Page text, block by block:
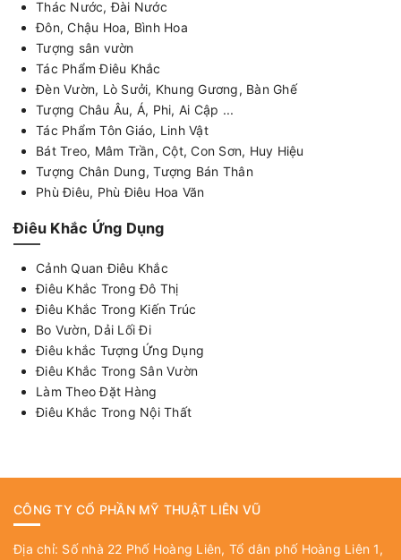
Thác Nước, Đài Nước
Đôn, Chậu Hoa, Bình Hoa
Tượng sân vườn
Tác Phẩm Điêu Khắc
Đèn Vườn, Lò Sưởi, Khung Gương, Bàn Ghế
Tượng Châu Âu, Á, Phi, Ai Cập ...
Tác Phẩm Tôn Giáo, Linh Vật
Bát Treo, Mâm Trần, Cột, Con Sơn, Huy Hiệu
Tượng Chân Dung, Tượng Bán Thân
Phù Điêu, Phù Điêu Hoa Văn
Điêu Khắc Ứng Dụng
Cảnh Quan Điêu Khắc
Điêu Khắc Trong Đô Thị
Điêu Khắc Trong Kiến Trúc
Bo Vườn, Dải Lối Đi
Điêu khắc Tượng Ứng Dụng
Điêu Khắc Trong Sân Vườn
Làm Theo Đặt Hàng
Điêu Khắc Trong Nội Thất
CÔNG TY CỔ PHẦN MỸ THUẬT LIÊN VŨ
Địa chỉ: Số nhà 22 Phố Hoàng Liên, Tổ dân phố Hoàng Liên 1,